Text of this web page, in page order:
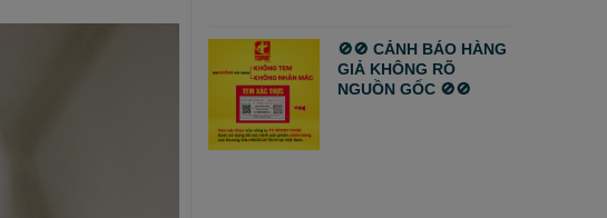
🚫🚫 CẢNH BÁO HÀNG
GIẢ KHÔNG RÕ
NGUỒN GỐC 🚫🚫